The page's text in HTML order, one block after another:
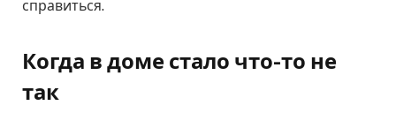
справиться.
Когда в доме стало что-то не
так